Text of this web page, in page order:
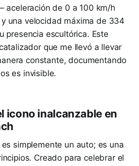
aceleración de 0 a 100 km/h
una velocidad máxima de 334
presencia escultórica. Este
que me llevó a llevar
constante, documentando
es invisible.
icono inalcanzable en
es simplemente un auto; es una
Creado para celebrar el